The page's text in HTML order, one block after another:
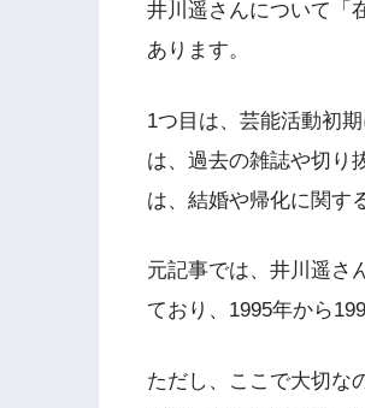
井川遥さんについて「
あります。
1つ目は、芸能活動初
は、過去の雑誌や切り
は、結婚や帰化に関す
元記事では、井川遥さ
ており、1995年から
ただし、ここで大切な